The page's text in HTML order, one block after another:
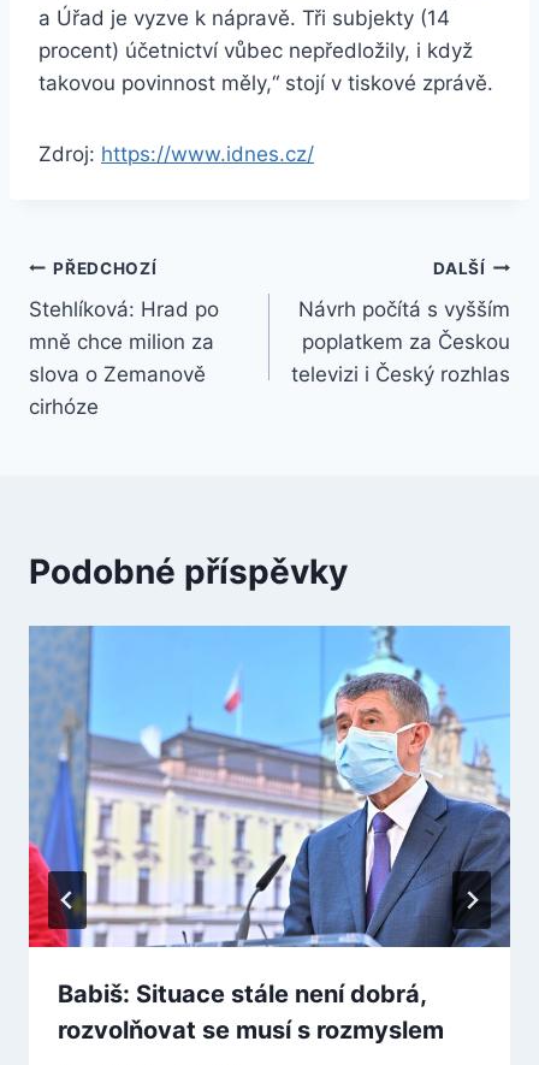
a Úřad je vyzve k nápravě. Tři subjekty (14
procent) účetnictví vůbec nepředložily, i když
takovou povinnost měly,“ stojí v tiskové zprávě.
Zdroj: https://www.idnes.cz/
Navigace
pro
příspěvek
PŘEDCHOZÍ
Stehlíková: Hrad po
mně chce milion za
slova o Zemanově
cirhóze
DALŠÍ
Návrh počítá s vyšším
poplatkem za Českou
televizi i Český rozhlas
Podobné příspěvky
Babiš: Situace stále není dobrá,
rozvolňovat se musí s rozmyslem